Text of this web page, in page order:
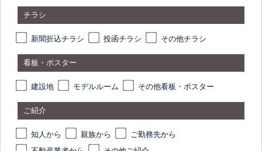
チラシ
新聞折込チラシ 投函チラシ その他チラシ
看板・ポスター
建設地 モデルルーム その他看板・ポスター
ご紹介
知人から 親族から
ご勤務先から